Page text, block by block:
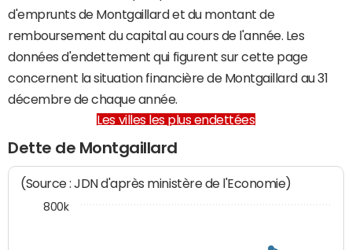
d'emprunts de Montgaillard et du montant de
remboursement du capital au cours de l'année. Les
données d'endettement qui figurent sur cette page
concernent la situation financière de Montgaillard au 31
décembre de chaque année.
Les villes les plus endettées
Dette de Montgaillard
(Source : JDN d'après ministère de l'Economie)
800k